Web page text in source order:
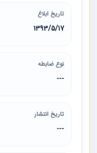
تاریخ ابلاغ
1393/5/17
نوع ضابطه
---
تاریخ انتشار
---